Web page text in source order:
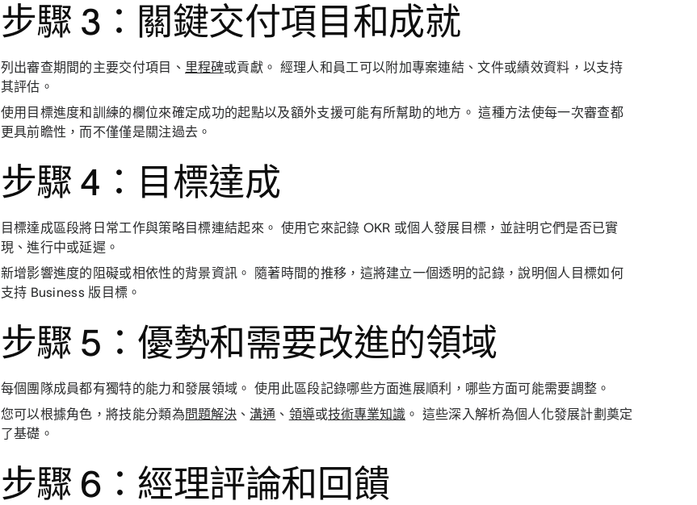
步驟 3：關鍵交付項目和成就
列出審查期間的主要交付項目、 里程碑或貢獻。 經理人和員工可以附加專案連結、文件或績效資料，以支持
其評估。
使用目標進度和訓練的欄位來確定成功的起點以及額外支援可能有所幫助的地方。 這種方法使每一次審查都
更具前瞻性，而不僅僅是關注過去。
步驟 4：目標達成
目標達成區段將日常工作與策略目標連結起來。 使用它來記錄 OKR 或個人發展目標，並註明它們是否已實
現、進行中或延遲。
新增影響進度的阻礙或相依性的背景資訊。 隨著時間的推移，這將建立一個透明的記錄，說明個人目標如何
支持 Business 版目標。
步驟 5：優勢和需要改進的領域
每個團隊成員都有獨特的能力和發展領域。 使用此區段記錄哪些方面進展順利，哪些方面可能需要調整。
您可以根據角色，將技能分類為問題解決 、 溝通 、 領導或技術專業知識 。 這些深入解析為個人化發展計劃奠定
了基礎。
步驟 6：經理評論和回饋